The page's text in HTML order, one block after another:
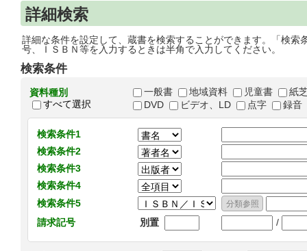
詳細検索
詳細な条件を設定して、蔵書を検索することができます。「検
号、ＩＳＢＮ等を入力するときは半角で入力してください。
検索条件
資料種別
すべて選択
一般書 地域資料 児童書
紙
DVD
ビデオ、LD 点字 録音
検索条件1
検索条件2
検索条件3
検索条件4
検索条件5
請求記号
別置 /